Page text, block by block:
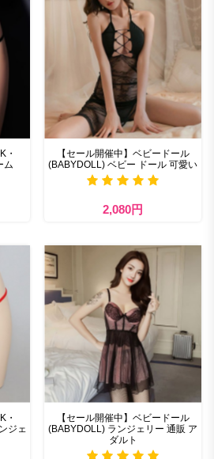
・
ム
【セール開催中】ベビードール
(BABYDOLL) ベビー ドール 可愛い
2,080円
・
ジェ
【セール開催中】ベビードール
(BABYDOLL) ランジェリー 通販 ア
ダルト